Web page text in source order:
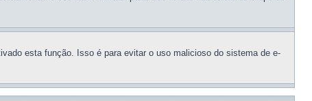
esta função. Isso é para evitar o uso malicioso do sistema de e-